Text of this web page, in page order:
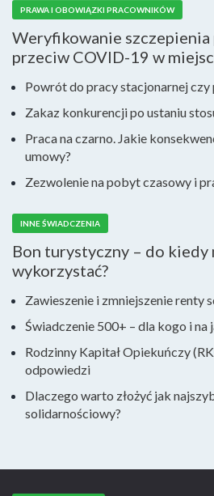
PRAWA I OBOWIĄZKI PRACOWNIKÓW
Weryfikowanie
przeciw COVID-19 w
Powrót do pracy stacjonarnej czy
Zakaz konkurencji po ustaniu
Praca na czarno. Jakie
umowy?
Zezwolenie na pobyt czasowy i
INNE ŚWIADCZENIA
Bon turystyczny – do kiedy
wykorzystać?
Zawieszenie i zmniejszenie renty
Świadczenie 500+ – dla kogo i na
Rodzinny Kapitał Opiekuńczy
odpowiedzi
Dlaczego warto złożyć jak
solidarnościowy?